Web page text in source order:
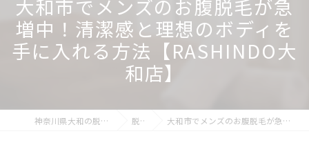
大和市でメンズのお腹脱毛が急
増中！清潔感と理想のボディを
手に入れる方法【RASHINDO大
和店】
神奈川県大和の脱毛ならメンズ脱毛サロンRASHINDO大和店 脱毛ブログ 大和市でメンズのお腹脱毛が急増中！清潔感と理想のボディを手に入れる方法【RASHINDO大和店】